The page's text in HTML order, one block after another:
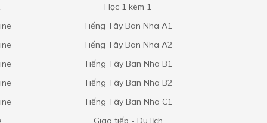
Học 1 kèm 1
Tiếng Tây Ban Nha A1
Tiếng Tây Ban Nha A2
Tiếng Tây Ban Nha B1
Tiếng Tây Ban Nha B2
Tiếng Tây Ban Nha C1
Giao tiếp - Du lịch